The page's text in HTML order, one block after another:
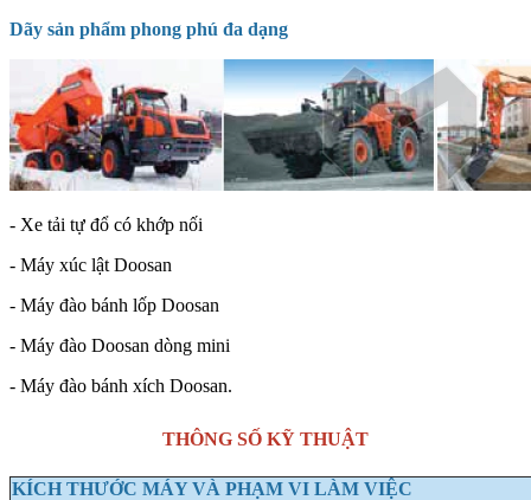
Dãy sản phẩm phong phú đa dạng
- Xe tải tự đổ có khớp nối
- Máy xúc lật Doosan
- Máy đào bánh lốp Doosan
- Máy đào Doosan dòng mini
- Máy đào bánh xích Doosan.
THÔNG SỐ KỸ THUẬT
KÍCH THƯỚC MÁY VÀ PHẠM VI LÀM VIỆC